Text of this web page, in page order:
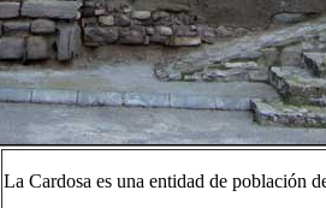
La Cardosa es una entidad de población